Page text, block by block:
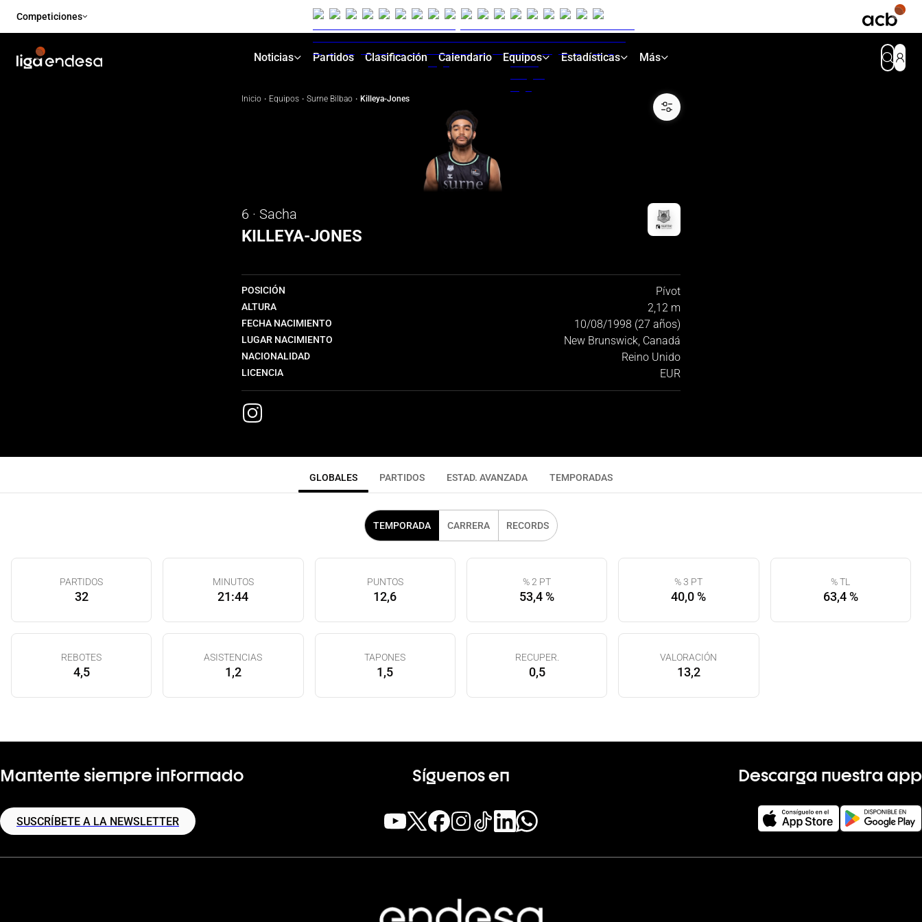
Competiciones
Noticias Partidos Clasificación Calendario Equipos Estadísticas Más
Inicio · Equipos · Surne Bilbao · Killeya-Jones
6 · Sacha
KILLEYA-JONES
POSICIÓN Pívot
ALTURA 2,12 m
FECHA NACIMIENTO 10/08/1998 (27 años)
LUGAR NACIMIENTO New Brunswick, Canadá
NACIONALIDAD Reino Unido
LICENCIA EUR
GLOBALES PARTIDOS ESTAD. AVANZADA TEMPORADAS
TEMPORADA CARRERA RECORDS
PARTIDOS
32
MINUTOS
21:44
PUNTOS
12,6
% 2 PT
53,4 %
% 3 PT
40,0 %
% TL
63,4 %
REBOTES
4,5
ASISTENCIAS
1,2
TAPONES
1,5
RECUPER.
0,5
VALORACIÓN
13,2
Mantente siempre informado
SUSCRÍBETE A LA NEWSLETTER
Síguenos en Descarga nuestra app